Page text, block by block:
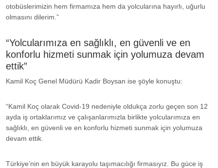
otobüslerimizin hem firmamıza hem da yolcularına hayırlı, uğurlu
olmasını dilerim.”
“Yolcularımıza en sağlıklı, en güvenli ve en
konforlu hizmeti sunmak için yolumuza devam
ettik”
Kamil Koç Genel Müdürü Kadir Boysan ise şöyle konuştu:
“Kamil Koç olarak Covid-19 nedeniyle oldukça zorlu geçen son 12
ayda iş ortaklarımız ve çalışanlarımızla birlikte yolcularımıza en
sağlıklı, en güvenli ve en konforlu hizmeti sunmak için yolumuza
devam ettik.
Türkiye’nin en büyük karayolu taşımacılığı firmasıyız. Bu güce iş